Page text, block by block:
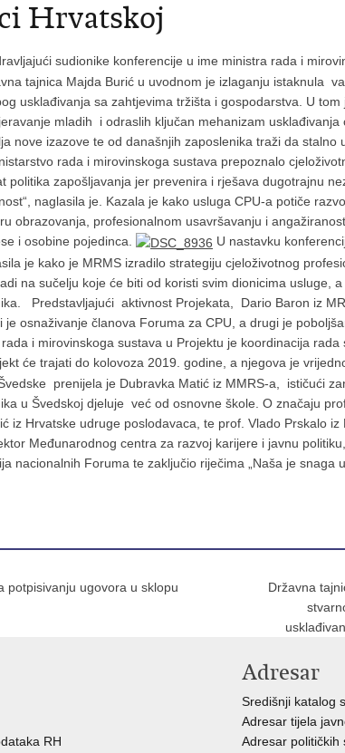
Hrvatskoj
sudionike konferencije u ime ministra rada i
tajnica Majda Burić u uvodnom je izlaganju istaknula
usklađivanja sa zahtjevima tržišta i gospodarstva. U
mladih i odraslih ključan mehanizam usklađivanja
nove izazove te od današnjih zaposlenika traži da stalno
rada i mirovinskoga sustava prepoznalo
politika zapošljavanja jer prevenira i rješava dugotrajnu
naglasila je. Kazala je kako usluga CPU-a potiče
obrazovanja, profesionalnom usavršavanju i
i osobine pojedinca.
U nastavku
je kako je MRMS izradilo strategiju cjeloživotnog
na sučelju koje će biti od koristi svim dionicima usluge,
Predstavljajući aktivnost Projekata, Dario Baron iz
je osnaživanje članova Foruma za CPU, a drugi je
i mirovinskoga sustava u Projektu je koordinacija
će trajati do kolovoza 2019. godine, a njegova je
prenijela je Dubravka Matić iz MMRS-a, ističući
u Švedskoj djeluje već od osnovne škole. O značaju
iz Hrvatske udruge poslodavaca, te prof. Vlado Prskalo
Međunarodnog centra za razvoj karijere i javnu
nacionalnih Foruma te zaključio riječima „Naša je snaga
potpisivanju ugovora u sklopu
Državna
RH
Adresar
Središnji katalog
Adresar tijela
Adresar političkih